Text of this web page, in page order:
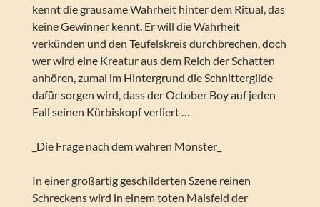
kennt die grausame Wahrheit hinter dem Ritual, das
keine Gewinner kennt. Er will die Wahrheit
verkünden und den Teufelskreis durchbrechen, doch
wer wird eine Kreatur aus dem Reich der Schatten
anhören, zumal im Hintergrund die Schnittergilde
dafür sorgen wird, dass der October Boy auf jeden
Fall seinen Kürbiskopf verliert …
_Die Frage nach dem wahren Monster_
In einer großartig geschilderten Szene reinen
Schreckens wird in einem toten Maisfeld der